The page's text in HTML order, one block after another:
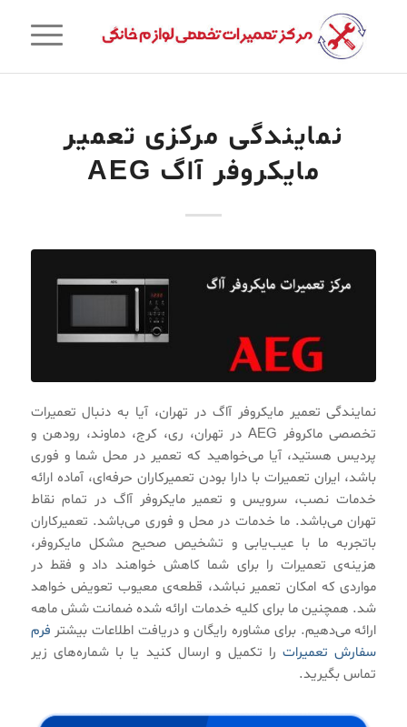
نمایندگی مرکزی تعمیر
مایکروفر آاگ AEG
نمایندگی تعمیر مایکروفر آاگ در تهران، آیا به دنبال تعمیرات
تخصصی ماکروفر AEG در تهران، ری، کرج، دماوند، رودهن و
پردیس هستید، آیا می‌خواهید که تعمیر در محل شما و فوری
باشد، ایران تعمیرات با دارا بودن تعمیرکاران حرفه‌ای، آماده ارائه
خدمات نصب، سرویس و تعمیر مایکروفر آاگ در تمام نقاط
تهران می‌باشد. ما خدمات در محل و فوری می‌باشد. تعمیرکاران
باتجربه ما با عیب‌یابی و تشخیص صحیح مشکل مایکروفر،
هزینه‌ی تعمیرات را برای شما کاهش خواهند داد و فقط در
مواردی که امکان تعمیر نباشد، قطعه‌ی معیوب تعویض خواهد
شد. همچنین ما برای کلیه خدمات ارائه شده ضمانت شش ماهه
ارائه می‌دهیم. برای مشاوره رایگان و دریافت اطلاعات بیشتر فرم
سفارش تعمیراترا تکمیل و ارسال کنید یا با شماره‌های زیر
تماس بگیرید.